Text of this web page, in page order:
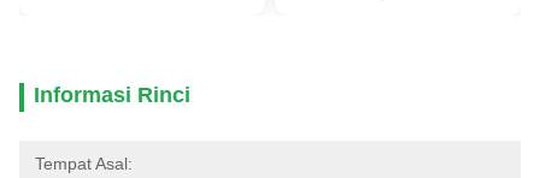
Informasi Rinci
Tempat Asal: